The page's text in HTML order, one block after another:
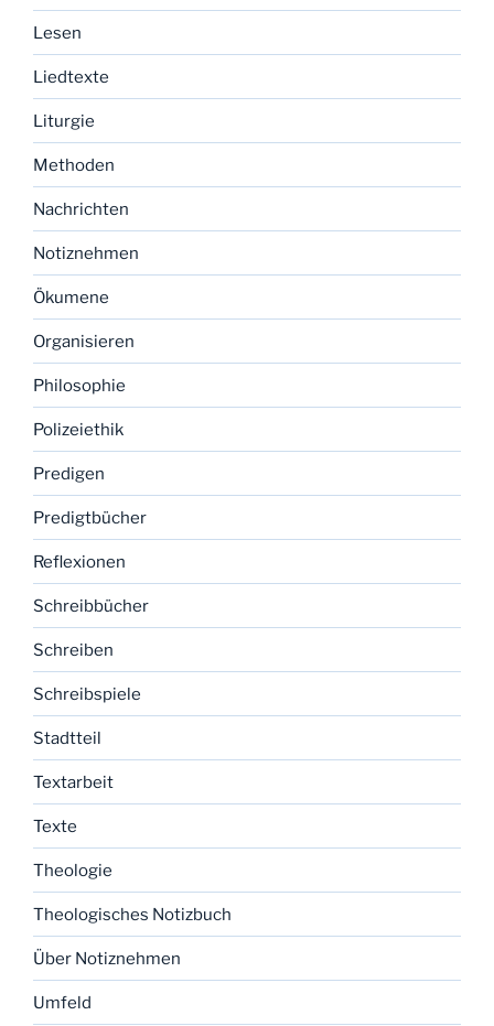
Lesen
Liedtexte
Liturgie
Methoden
Nachrichten
Notiznehmen
Ökumene
Organisieren
Philosophie
Polizeiethik
Predigen
Predigtbücher
Reflexionen
Schreibbücher
Schreiben
Schreibspiele
Stadtteil
Textarbeit
Texte
Theologie
Theologisches Notizbuch
Über Notiznehmen
Umfeld